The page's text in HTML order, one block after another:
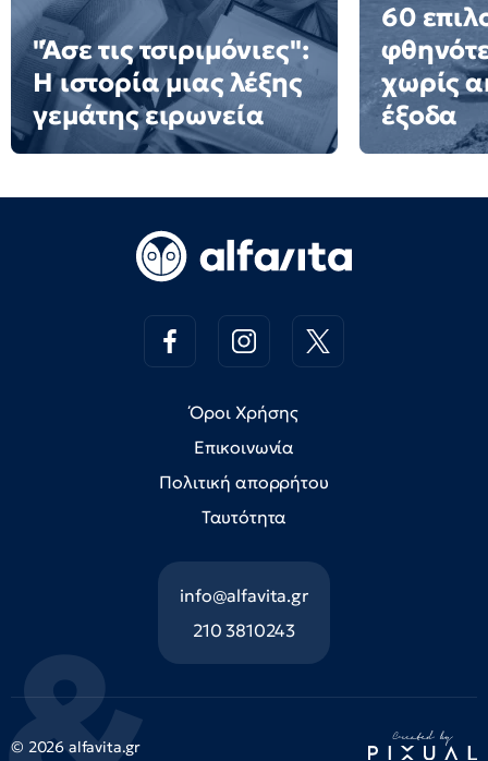
"Άσε τις τσιριμόνιες":
Η ιστορία μιας λέξης
γεμάτης ειρωνεία
60
χωρίς
έξοδα
Όροι Χρήσης
Επικοινωνία
Πολιτική απορρήτου
Ταυτότητα
info@alfavita.gr
210 3810243
© 2026 alfavita.gr